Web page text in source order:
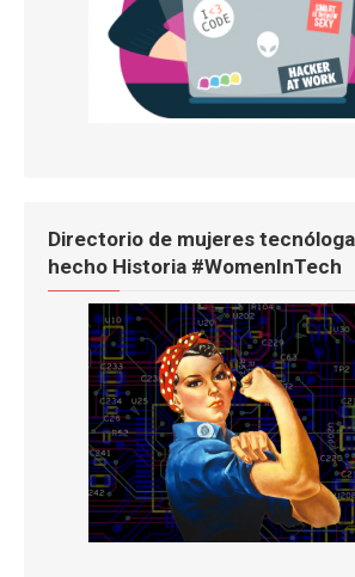
Directorio de mujeres
hecho Historia #WomenInTech